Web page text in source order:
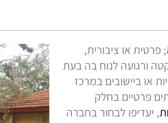
או ציבורית,
לנוח בה בעת
ביישובים במרכז
פרטיים בחלק